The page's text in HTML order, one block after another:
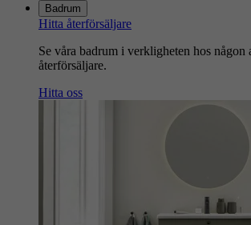
Badrum
Hitta återförsäljare
Se våra badrum i verkligheten hos någon
återförsäljare.
Hitta oss